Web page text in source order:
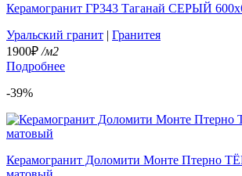
Керамогранит ГР343 Таганай СЕРЫЙ
Уральский гранит | Гранитея
1900₽ /м2
Подробнее
-39%
Керамогранит Доломити Монте Птерно